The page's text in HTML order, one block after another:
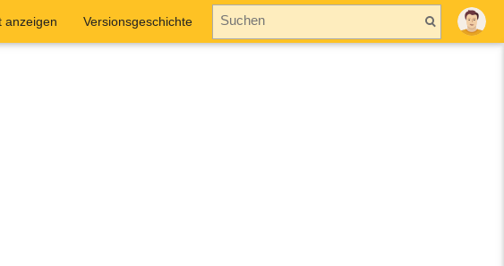
anzeigen Versionsgeschichte